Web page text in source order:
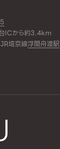
ICから約3.4km
埼京線浮間舟渡駅